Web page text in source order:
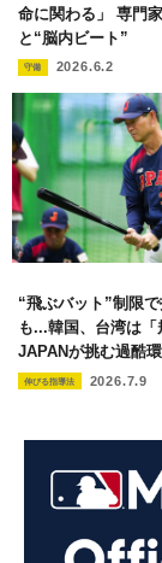
命に関わる」 専門
と“脳内ビート”
守備 2026.6.2
“飛ぶバット”制限
も...韓国、台湾は「
JAPANが挑む過酷
伸びる指導法 2026.7.9